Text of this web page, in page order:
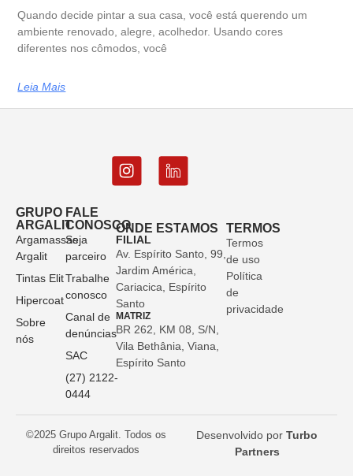
Quando decide pintar a sua casa, você está querendo um
ambiente renovado, alegre, acolhedor. Usando cores
diferentes nos cômodos, você
Leia Mais
GRUPO
ARGALIT
Argamassas
Argalit
Tintas Elit
Hipercoat
Sobre
nós
FALE
CONOSCO
Seja
parceiro
Trabalhe
conosco
Canal de
denúncias
SAC
(27) 2122-
0444
ONDE ESTAMOS
FILIAL
Av. Espírito Santo, 99,
Jardim América,
Cariacica, Espírito
Santo
MATRIZ
BR 262, KM 08, S/N,
Vila Bethânia, Viana,
Espírito Santo
TERMOS
Termos
de uso
Política
de
privacidade
©2025 Grupo Argalit. Todos os
direitos reservados
Desenvolvido por Turbo
Partners